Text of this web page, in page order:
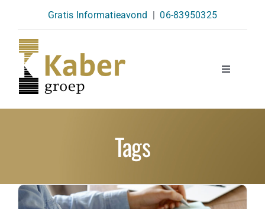
content
Gratis Informatieavond | 06-83950325
Toggle
Opleidingen
Agenda
Over Ons
Tags